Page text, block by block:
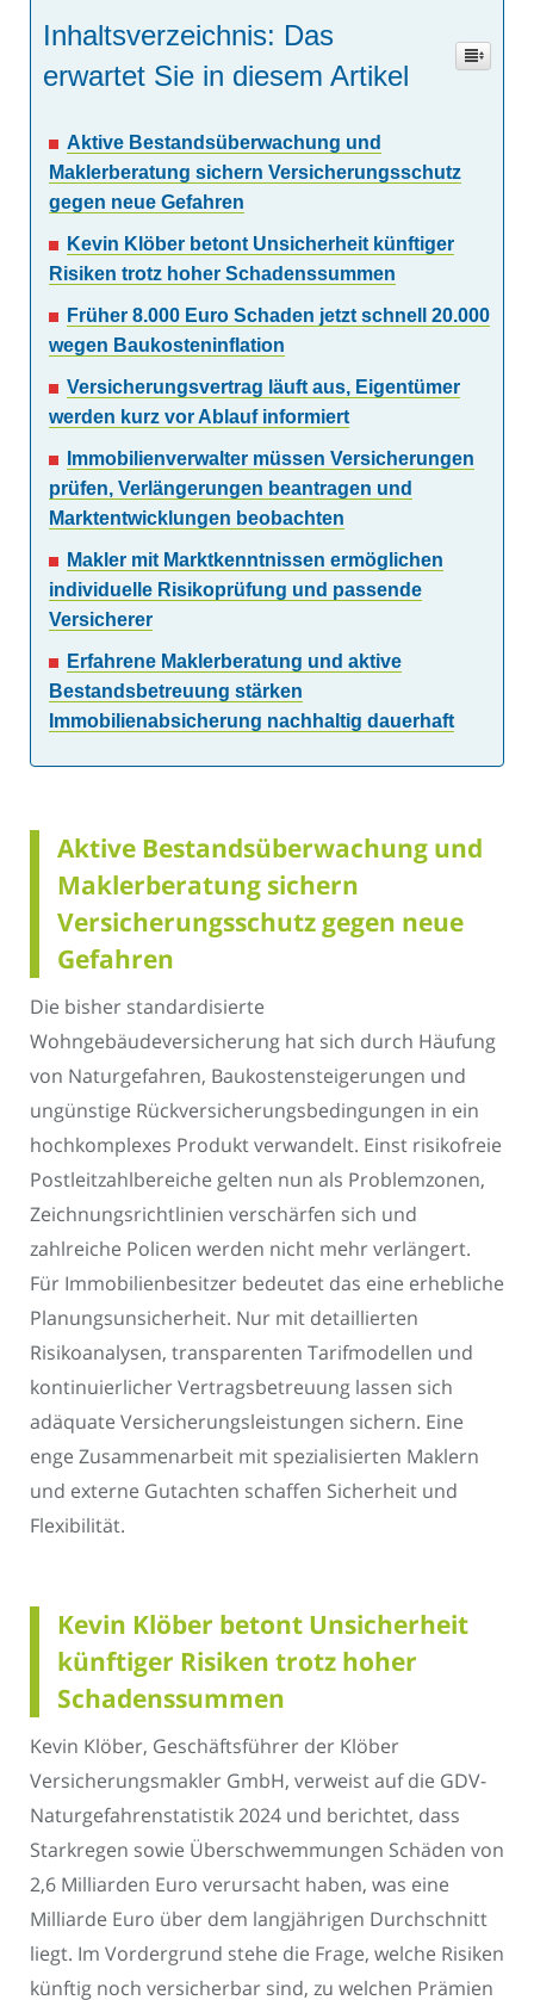
Inhaltsverzeichnis: Das
erwartet Sie in diesem Artikel
Aktive Bestandsüberwachung und
Maklerberatung sichern Versicherungsschutz
gegen neue Gefahren
Kevin Klöber betont Unsicherheit künftiger
Risiken trotz hoher Schadenssummen
Früher 8.000 Euro Schaden jetzt schnell 20.000
wegen Baukosteninflation
Versicherungsvertrag läuft aus, Eigentümer
werden kurz vor Ablauf informiert
Immobilienverwalter müssen Versicherungen
prüfen, Verlängerungen beantragen und
Marktentwicklungen beobachten
Makler mit Marktkenntnissen ermöglichen
individuelle Risikoprüfung und passende
Versicherer
Erfahrene Maklerberatung und aktive
Bestandsbetreuung stärken
Immobilienabsicherung nachhaltig dauerhaft
Aktive Bestandsüberwachung und
Maklerberatung sichern
Versicherungsschutz gegen neue
Gefahren
Die bisher standardisierte
Wohngebäudeversicherung hat sich durch Häufung
von Naturgefahren, Baukostensteigerungen und
ungünstige Rückversicherungsbedingungen in ein
hochkomplexes Produkt verwandelt. Einst risikofreie
Postleitzahlbereiche gelten nun als Problemzonen,
Zeichnungsrichtlinien verschärfen sich und
zahlreiche Policen werden nicht mehr verlängert.
Für Immobilienbesitzer bedeutet das eine erhebliche
Planungsunsicherheit. Nur mit detaillierten
Risikoanalysen, transparenten Tarifmodellen und
kontinuierlicher Vertragsbetreuung lassen sich
adäquate Versicherungsleistungen sichern. Eine
enge Zusammenarbeit mit spezialisierten Maklern
und externe Gutachten schaffen Sicherheit und
Flexibilität.
Kevin Klöber betont Unsicherheit
künftiger Risiken trotz hoher
Schadenssummen
Kevin Klöber, Geschäftsführer der Klöber
Versicherungsmakler GmbH, verweist auf die GDV-
Naturgefahrenstatistik 2024 und berichtet, dass
Starkregen sowie Überschwemmungen Schäden von
2,6 Milliarden Euro verursacht haben, was eine
Milliarde Euro über dem langjährigen Durchschnitt
liegt. Im Vordergrund stehe die Frage, welche Risiken
künftig noch versicherbar sind, zu welchen Prämien